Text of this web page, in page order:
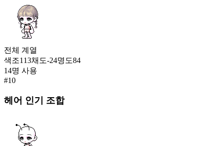
전체 계열
색조113채도-24명도84
14명 사용
#10
헤어 인기 조합